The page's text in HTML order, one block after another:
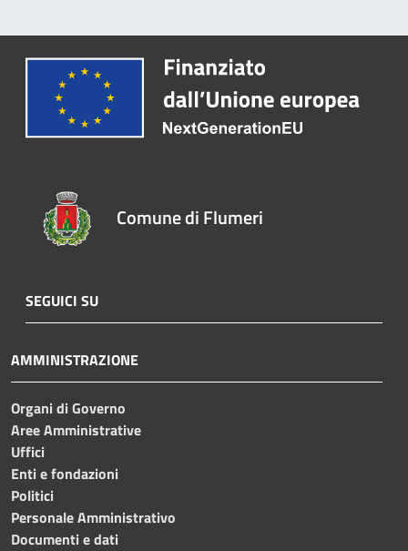
Comune di Flumeri
SEGUICI SU
AMMINISTRAZIONE
Organi di Governo
Aree Amministrative
Uffici
Enti e fondazioni
Politici
Personale Amministrativo
Documenti e dati